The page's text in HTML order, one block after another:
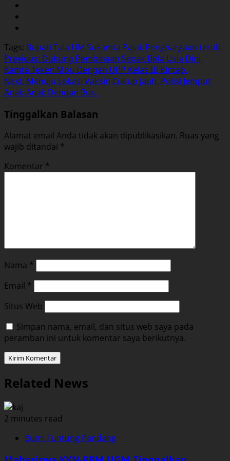
Tags: Bupati Tala HM Sukamta Pajak Penghargaan tertib
Post
navigation
Previous: Dukung Pembinaan Sepak Bola Usia Dini,
Kamta Teken Mou Dengan UPP Kelas III Kintap.
Next: Menuju Lokasi Vaksin Cukup Jauh, Polisi Jemput
Anak-Anak Dengan Bus.
Tinggalkan Balasan
Alamat email Anda tidak akan dipublikasikan. Ruas yang
wajib ditandai *
Komentar *
Nama *
Email *
Situs Web
Simpan nama, email, dan situs web saya pada
peramban ini untuk komentar saya berikutnya.
Related News
2 minutes read
Bumi Tuntung Pandang